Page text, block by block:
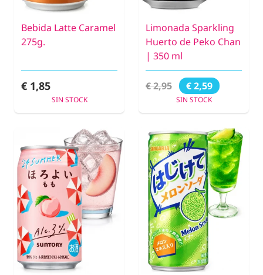
Bebida Latte Caramel
275g.
€ 1,85
SIN STOCK
Limonada Sparkling
Huerto de Peko Chan
| 350 ml
€ 2,95 € 2,59
SIN STOCK